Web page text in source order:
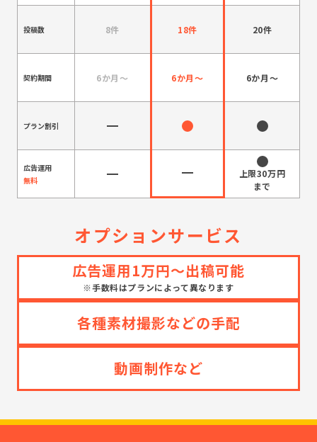
投稿数 8件 18件 20件
契約期間 6か月～ 6か月～ 6か月～
プラン割引
広告運用
無料
オプションサービス
広告運用1万円～出稿可能
※手数料はプランによって異なります
各種素材撮影などの手配
動画制作など